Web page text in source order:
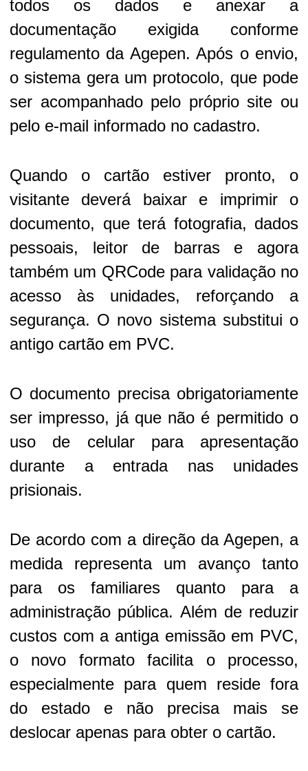
todos os dados e anexar a
documentação exigida conforme
regulamento da Agepen. Após o envio,
o sistema gera um protocolo, que pode
ser acompanhado pelo próprio site ou
pelo e-mail informado no cadastro.
Quando o cartão estiver pronto, o
visitante deverá baixar e imprimir o
documento, que terá fotografia, dados
pessoais, leitor de barras e agora
também um QRCode para validação no
acesso às unidades, reforçando a
segurança. O novo sistema substitui o
antigo cartão em PVC.
O documento precisa obrigatoriamente
ser impresso, já que não é permitido o
uso de celular para apresentação
durante a entrada nas unidades
prisionais.
De acordo com a direção da Agepen, a
medida representa um avanço tanto
para os familiares quanto para a
administração pública. Além de reduzir
custos com a antiga emissão em PVC,
o novo formato facilita o processo,
especialmente para quem reside fora
do estado e não precisa mais se
deslocar apenas para obter o cartão.